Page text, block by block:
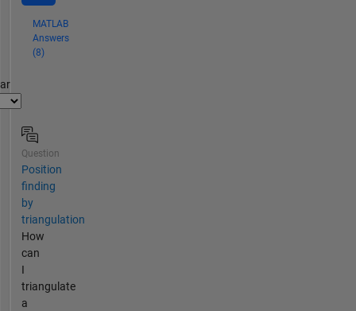
MATLAB
Answers
(8)
Question
Position
finding
by
triangulation
How
can
I
triangulate
a